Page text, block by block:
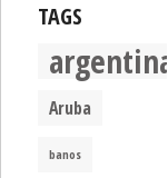
TAGS
argentina
Aruba
banos